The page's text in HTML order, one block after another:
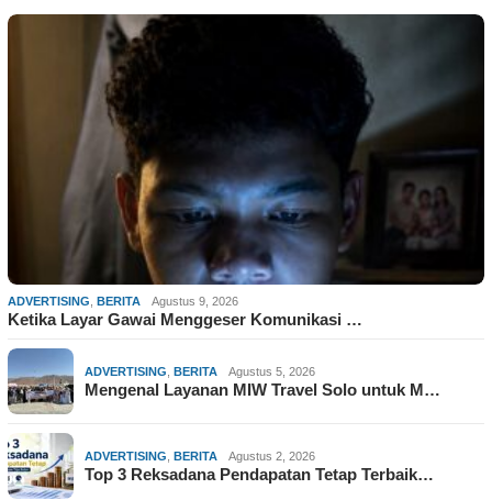
ADVERTISING BERITA Agustus 9, 2026
Ketika Layar Gawai Menggeser Komunikasi …
ADVERTISING BERITA Agustus 5, 2026
Mengenal Layanan MIW Travel Solo untuk M…
ADVERTISING BERITA Agustus 2, 2026
Top 3 Reksadana Pendapatan Tetap Terbaik…